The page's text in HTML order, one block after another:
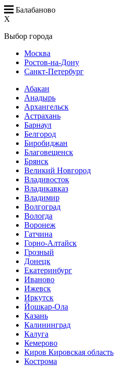
Балабаново
X
Выбор города
Москва
Ростов-на-Дону
Санкт-Петербург
Абакан
Анадырь
Архангельск
Астрахань
Барнаул
Белгород
Биробиджан
Благовещенск
Брянск
Великий Новгород
Владивосток
Владикавказ
Владимир
Волгоград
Вологда
Воронеж
Гатчина
Горно-Алтайск
Грозный
Донецк
Екатеринбург
Иваново
Ижевск
Иркутск
Йошкар-Ола
Казань
Калининград
Калуга
Кемерово
Киров Кировская область
Кострома